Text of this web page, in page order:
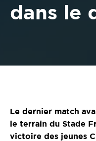
dans le
Le dernier match
le terrain du Stade
victoire des jeunes